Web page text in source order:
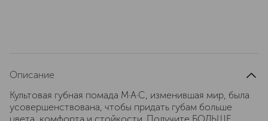
Описание
Культовая губная помада M·A·C, изменившая мир, была
усовершенствована, чтобы придать губам больше